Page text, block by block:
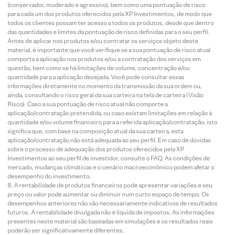
(conservador, moderado e agressivo), bem como uma pontuação de risco
para cada um dos produtos oferecidos pela XP Investimentos, de modo que
todos os clientes possam ter acesso a todos os produtos, desde que dentro
das quantidades e limites da pontuação de risco definidas para o seu perfil.
Antes de aplicar nos produtos e/ou contratar os serviços objeto deste
material, é importante que você verifique se a sua pontuação de risco atual
comporta a aplicação nos produtos e/ou a contratação dos serviços em
questão, bem como se há limitações de volume, concentração e/ou
quantidade para a aplicação desejada. Você pode consultar essas
informações diretamente no momento da transmissão da sua ordem ou,
ainda, consultando o risco geral da sua carteira na tela de carteira (Visão
Risco). Caso a sua pontuação de risco atual não comporte a
aplicação/contratação pretendida, ou caso existam limitações em relação à
quantidade e/ou volume financeiro para a referida aplicação/contratação, isto
significa que, com base na composição atual da sua carteira, esta
aplicação/contratação não está adequada ao seu perfil. Em caso de dúvidas
sobre o processo de adequação dos produtos oferecidos pela XP
Investimentos ao seu perfil de investidor, consulte o FAQ. As condições de
mercado, mudanças climáticas e o cenário macroeconômico podem afetar o
desempenho do investimento.
A rentabilidade de produtos financeiros pode apresentar variações e seu
preço ou valor pode aumentar ou diminuir num curto espaço de tempo. Os
desempenhos anteriores não são necessariamente indicativos de resultados
futuros. A rentabilidade divulgada não é líquida de impostos. As informações
presentes neste material são baseadas em simulações e os resultados reais
poderão ser significativamente diferentes.